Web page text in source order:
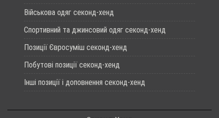
Військова одяг секонд-хенд
Спортивний та джинсовий одяг секонд-хенд
Позиції Євросуміш секонд-хенд
Побутові позиції секонд-хенд
Інші позиції і доповнення секонд-хенд